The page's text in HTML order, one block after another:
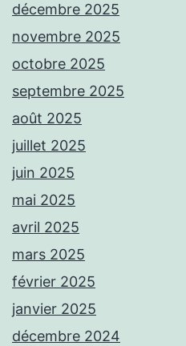
décembre 2025
novembre 2025
octobre 2025
septembre 2025
août 2025
juillet 2025
juin 2025
mai 2025
avril 2025
mars 2025
février 2025
janvier 2025
décembre 2024